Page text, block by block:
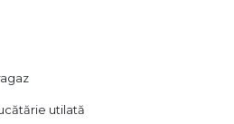
utilată